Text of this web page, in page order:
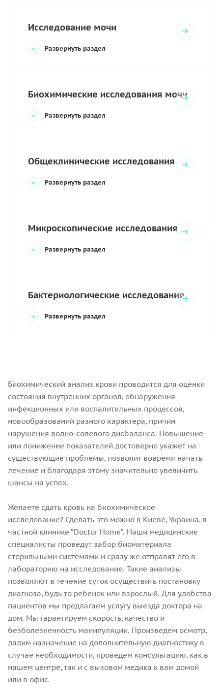
Исследование мочи
Развернуть раздел
Биохимические исследования мочи
Развернуть раздел
Общеклинические исследования
Развернуть раздел
Микроскопические исследования
Развернуть раздел
Бактериологические исследования
Развернуть раздел
Биохимический анализ крови проводится для оценки
состояния внутренних органов, обнаружения
инфекционных или воспалительных процессов,
новообразований разного характера, причин
нарушения водно-солевого дисбаланса. Повышение
или понижение показателей достоверно укажет на
существующие проблемы, позволит вовремя начать
лечение и благодаря этому значительно увеличить
шансы на успех.
Желаете сдать кровь на биохимическое
исследование? Сделать это можно в Киеве, Украина, в
частной клинике “Doctor Home”. Наши медицинские
специалисты проведут забор биоматериала
стерильными системами и сразу же отправят его в
лабораторию на исследование. Такие анализы
позволяют в течение суток осуществить постановку
диагноза, будь то ребенок или взрослый. Для удобства
пациентов мы предлагаем услугу выезда доктора на
дом. Мы гарантируем скорость, качество и
безболезненность манипуляции. Произведем осмотр,
дадим назначение на дополнительную диагностику в
случае необходимости, проведем консультацию, как в
нашем центре, так и с вызовом медика к вам домой
или в офис.